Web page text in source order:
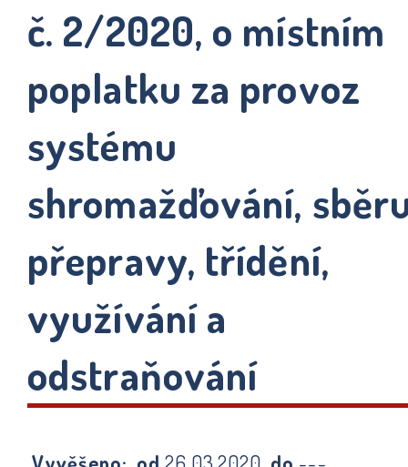
č. 2/2020, o místním
poplatku za provoz
systému
shromažďování,
přepravy, třídění,
využívání a
odstraňování